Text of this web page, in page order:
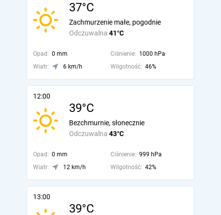
37°C
Odczuwalna 41°C
Zachmurzenie małe, pogodnie
Opad: 0 mm Ciśnienie: 1000 hPa
Wiatr:
6 km/h Wilgotność: 46%
12:00
39°C
Odczuwalna 43°C
Bezchmurnie, słonecznie
Opad: 0 mm Ciśnienie: 999 hPa
Wiatr:
12 km/h Wilgotność: 42%
13:00
39°C